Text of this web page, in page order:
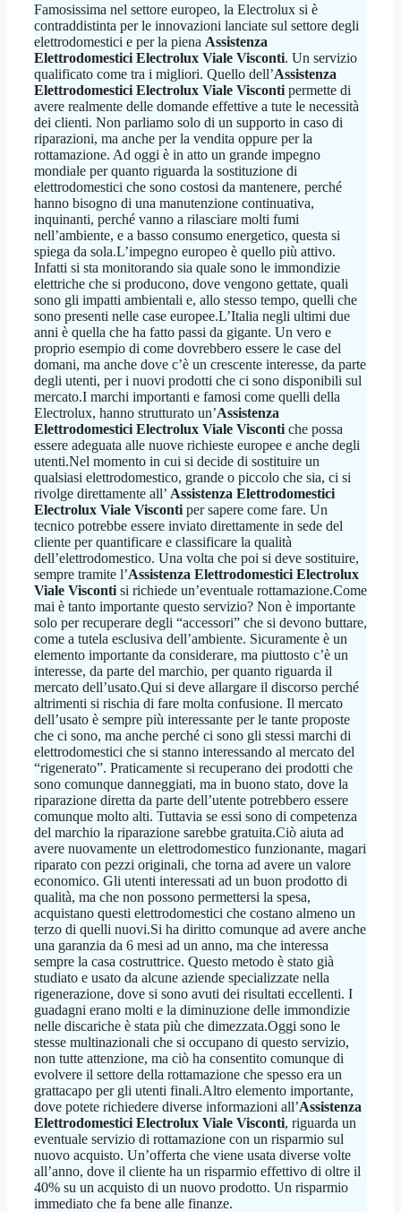
Famosissima nel settore europeo, la Electrolux si è
contraddistinta per le innovazioni lanciate sul settore degli
elettrodomestici e per la piena Assistenza
Elettrodomestici Electrolux Viale Visconti. Un servizio
qualificato come tra i migliori. Quello dell’Assistenza
Elettrodomestici Electrolux Viale Visconti permette di
avere realmente delle domande effettive a tute le necessità
dei clienti. Non parliamo solo di un supporto in caso di
riparazioni, ma anche per la vendita oppure per la
rottamazione. Ad oggi è in atto un grande impegno
mondiale per quanto riguarda la sostituzione di
elettrodomestici che sono costosi da mantenere, perché
hanno bisogno di una manutenzione continuativa,
inquinanti, perché vanno a rilasciare molti fumi
nell’ambiente, e a basso consumo energetico, questa si
spiega da sola.L’impegno europeo è quello più attivo.
Infatti si sta monitorando sia quale sono le immondizie
elettriche che si producono, dove vengono gettate, quali
sono gli impatti ambientali e, allo stesso tempo, quelli che
sono presenti nelle case europee.L’Italia negli ultimi due
anni è quella che ha fatto passi da gigante. Un vero e
proprio esempio di come dovrebbero essere le case del
domani, ma anche dove c’è un crescente interesse, da parte
degli utenti, per i nuovi prodotti che ci sono disponibili sul
mercato.I marchi importanti e famosi come quelli della
Electrolux, hanno strutturato un’Assistenza
Elettrodomestici Electrolux Viale Visconti che possa
essere adeguata alle nuove richieste europee e anche degli
utenti.Nel momento in cui si decide di sostituire un
qualsiasi elettrodomestico, grande o piccolo che sia, ci si
rivolge direttamente all’ Assistenza Elettrodomestici
Electrolux Viale Visconti per sapere come fare. Un
tecnico potrebbe essere inviato direttamente in sede del
cliente per quantificare e classificare la qualità
dell’elettrodomestico. Una volta che poi si deve sostituire,
sempre tramite l’Assistenza Elettrodomestici Electrolux
Viale Visconti si richiede un’eventuale rottamazione.Come
mai è tanto importante questo servizio? Non è importante
solo per recuperare degli “accessori” che si devono buttare,
come a tutela esclusiva dell’ambiente. Sicuramente è un
elemento importante da considerare, ma piuttosto c’è un
interesse, da parte del marchio, per quanto riguarda il
mercato dell’usato.Qui si deve allargare il discorso perché
altrimenti si rischia di fare molta confusione. Il mercato
dell’usato è sempre più interessante per le tante proposte
che ci sono, ma anche perché ci sono gli stessi marchi di
elettrodomestici che si stanno interessando al mercato del
“rigenerato”. Praticamente si recuperano dei prodotti che
sono comunque danneggiati, ma in buono stato, dove la
riparazione diretta da parte dell’utente potrebbero essere
comunque molto alti. Tuttavia se essi sono di competenza
del marchio la riparazione sarebbe gratuita.Ciò aiuta ad
avere nuovamente un elettrodomestico funzionante, magari
riparato con pezzi originali, che torna ad avere un valore
economico. Gli utenti interessati ad un buon prodotto di
qualità, ma che non possono permettersi la spesa,
acquistano questi elettrodomestici che costano almeno un
terzo di quelli nuovi.Si ha diritto comunque ad avere anche
una garanzia da 6 mesi ad un anno, ma che interessa
sempre la casa costruttrice. Questo metodo è stato già
studiato e usato da alcune aziende specializzate nella
rigenerazione, dove si sono avuti dei risultati eccellenti. I
guadagni erano molti e la diminuzione delle immondizie
nelle discariche è stata più che dimezzata.Oggi sono le
stesse multinazionali che si occupano di questo servizio,
non tutte attenzione, ma ciò ha consentito comunque di
evolvere il settore della rottamazione che spesso era un
grattacapo per gli utenti finali.Altro elemento importante,
dove potete richiedere diverse informazioni all’Assistenza
Elettrodomestici Electrolux Viale Visconti, riguarda un
eventuale servizio di rottamazione con un risparmio sul
nuovo acquisto. Un’offerta che viene usata diverse volte
all’anno, dove il cliente ha un risparmio effettivo di oltre il
40% su un acquisto di un nuovo prodotto. Un risparmio
immediato che fa bene alle finanze.